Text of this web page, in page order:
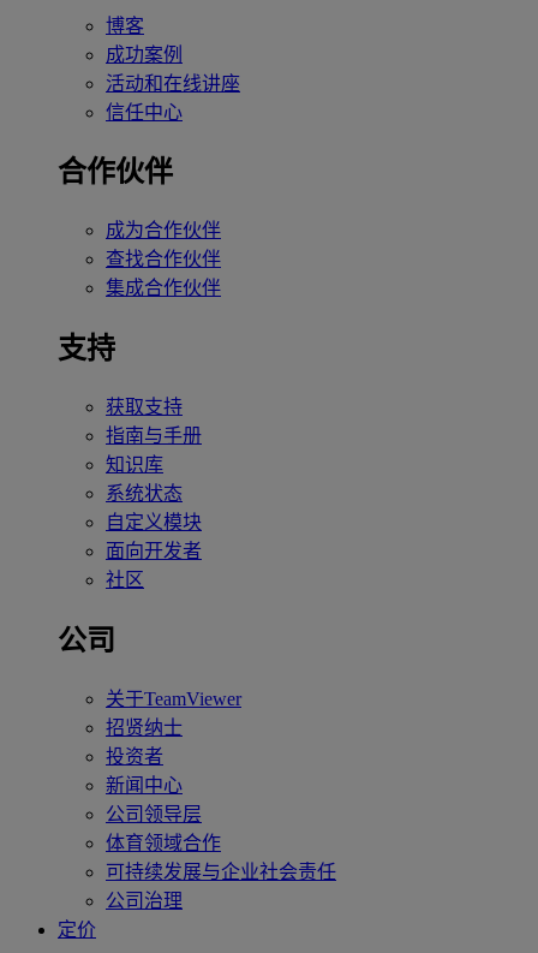
博客
成功案例
活动和在线讲座
信任中心
合作伙伴
成为合作伙伴
查找合作伙伴
集成合作伙伴
支持
获取支持
指南与手册
知识库
系统状态
自定义模块
面向开发者
社区
公司
关于TeamViewer
招贤纳士
投资者
新闻中心
公司领导层
体育领域合作
可持续发展与企业社会责任
公司治理
定价